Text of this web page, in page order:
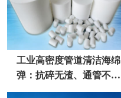
工业高密度管道清洁海绵
弹：抗碎无渣、通管不卡
弹，厂家直供更省心